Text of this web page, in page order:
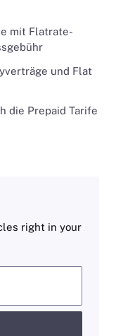
mit Flatrate-
und Flat
die Prepaid Tarife
right in your